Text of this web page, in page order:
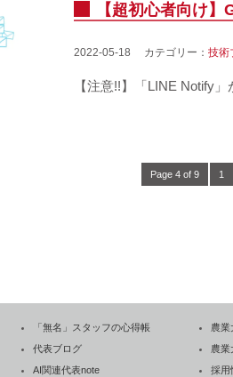
【超初心者向け
2022-05-18 カテゴリー： 技術
【注意!!】「LINE Notify
Page 4 of 9 1
「無名」スタッフの心得帳
代表ブログ
AI関連代表note
農業
農業
採用